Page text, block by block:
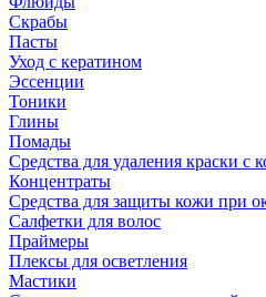
Скрабы
Пасты
Уход с кератином
Эссенции
Тоники
Глины
Помады
Средства для удаления краски с
Концентраты
Средства для защиты кожи при
Салфетки для волос
Праймеры
Плексы для осветления
Мастики